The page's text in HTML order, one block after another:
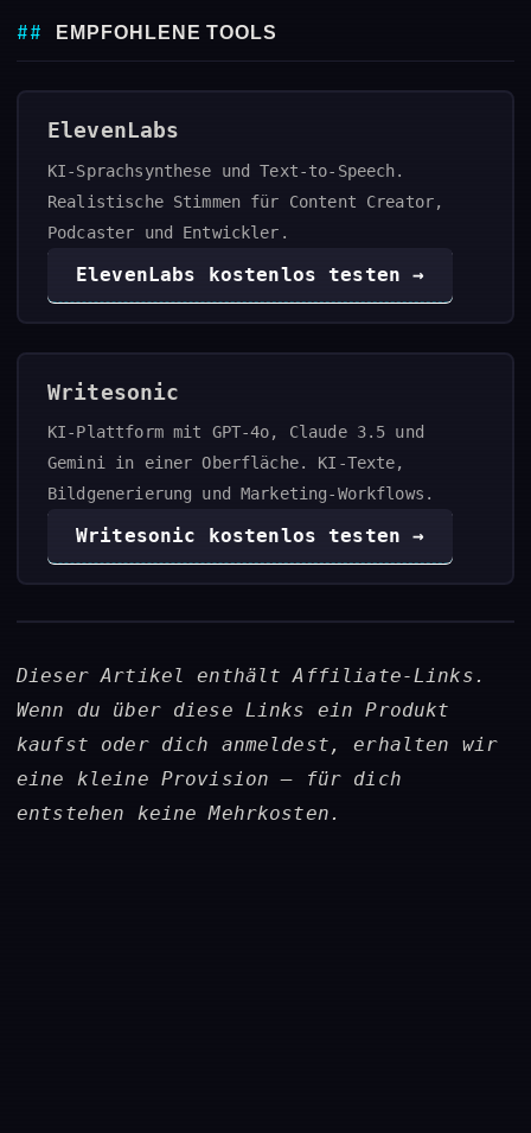
EMPFOHLENE TOOLS
ElevenLabs
KI-Sprachsynthese und Text-to-Speech.
Realistische Stimmen für Content Creator,
Podcaster und Entwickler.
ElevenLabs kostenlos testen →
Writesonic
KI-Plattform mit GPT-4o, Claude 3.5 und
Gemini in einer Oberfläche. KI-Texte,
Bildgenerierung und Marketing-Workflows.
Writesonic kostenlos testen →
Dieser Artikel enthält Affiliate-Links.
Wenn du über diese Links ein Produkt
kaufst oder dich anmeldest, erhalten wir
eine kleine Provision — für dich
entstehen keine Mehrkosten.